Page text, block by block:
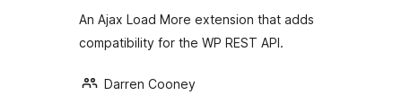
An Ajax Load More extension that adds
compatibility for the WP REST API.
Darren Cooney